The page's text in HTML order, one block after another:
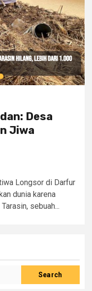
Desa
Jiwa
Longsor di Darfur
dunia karena
sebuah...
Search